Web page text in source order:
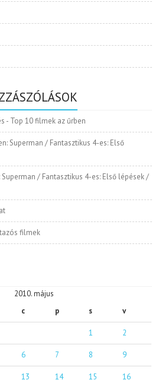
- Top 10 filmek az űrben
Superman / Fantasztikus 4-es: Első
Superman / Fantasztikus 4-es: Első lépések /
filmek
2010. május
c p s v
1 2
6 7 8 9
13 14 15 16